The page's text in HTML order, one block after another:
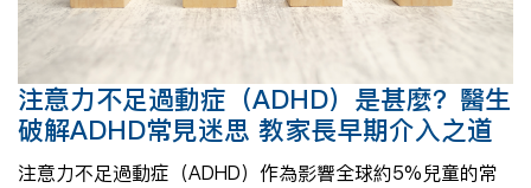
注意力不足過動症（ADHD）是甚麼？醫生
破解ADHD常見迷思 教家長早期介入之道
注意力不足過動症（ADHD）作為影響全球約5%兒童的常